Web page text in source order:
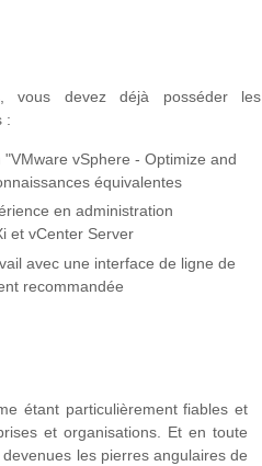
les problèmes d'instantané, les
vous devez déjà posséder les
:
vSphere - Optimize and
équivalentes
en administration
et vCenter Server
avec une interface de ligne de
recommandée
étant particulièrement fiables et
et organisations. Et en toute
les pierres angulaires de